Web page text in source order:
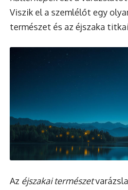
Viszik el a szemlélőt egy
természet és az éjszaka
Az éjszakai természet